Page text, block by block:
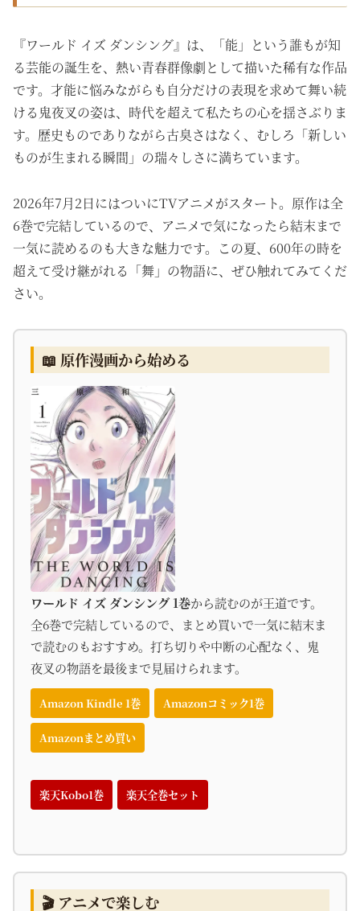
『ワールド イズ ダンシング』は、「能」という誰もが知
る芸能の誕生を、熱い青春群像劇として描いた稀有な作品
です。才能に悩みながらも自分だけの表現を求めて舞い続
ける鬼夜叉の姿は、時代を超えて私たちの心を揺さぶりま
す。歴史ものでありながら古臭さはなく、むしろ「新しい
ものが生まれる瞬間」の瑞々しさに満ちています。
2026年7月2日にはついにTVアニメがスタート。原作は全
6巻で完結しているので、アニメで気になったら結末まで
一気に読めるのも大きな魅力です。この夏、600年の時を
超えて受け継がれる「舞」の物語に、ぜひ触れてみてくだ
さい。
📖 原作漫画から始める
ワールド イズ ダンシング 1巻から読むのが王道です。
全6巻で完結しているので、まとめ買いで一気に結末ま
で読むのもおすすめ。打ち切りや中断の心配なく、鬼
夜叉の物語を最後まで見届けられます。
Amazon Kindle 1巻 Amazonコミック1巻
Amazonまとめ買い
楽天Kobo1巻 楽天全巻セット
🎬 アニメで楽しむ